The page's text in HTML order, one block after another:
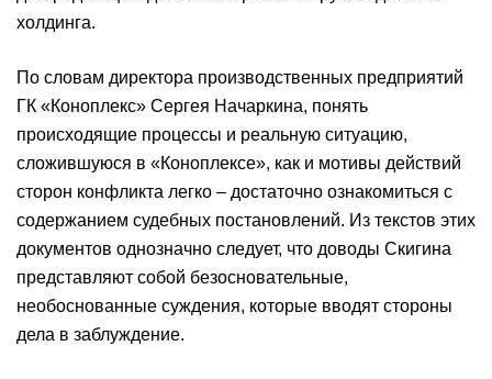
холдинга.
По словам директора производственных предприятий
ГК «Коноплекс» Сергея Начаркина, понять
происходящие процессы и реальную ситуацию,
сложившуюся в «Коноплексе», как и мотивы действий
сторон конфликта легко – достаточно ознакомиться с
содержанием судебных постановлений. Из текстов этих
документов однозначно следует, что доводы Скигина
представляют собой безосновательные,
необоснованные суждения, которые вводят стороны
дела в заблуждение.